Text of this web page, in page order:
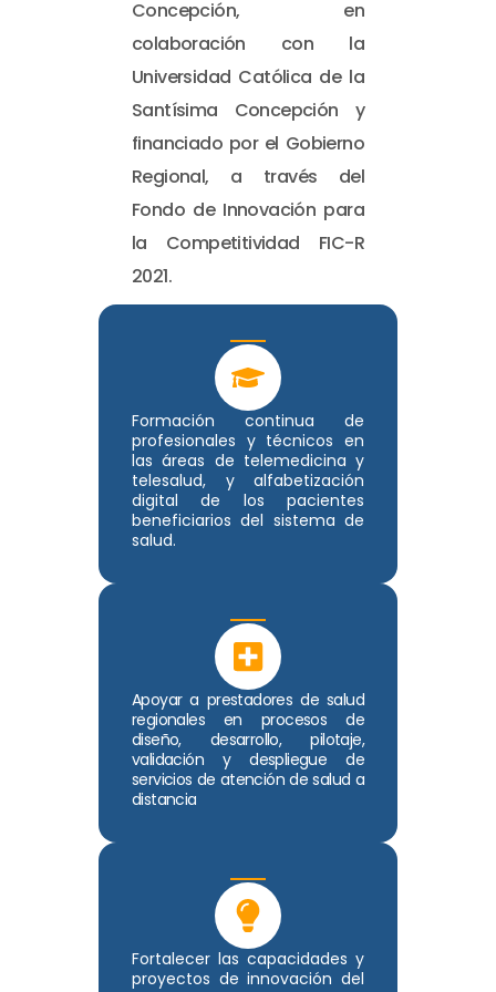
Formación continua de
profesionales y técnicos en
las áreas de telemedicina y
telesalud, y alfabetización
digital de los pacientes
beneficiarios del sistema de
salud.
Apoyar a prestadores de salud
regionales en procesos de
diseño, desarrollo, pilotaje,
validación y despliegue de
servicios de atención de salud a
distancia
Fortalecer las capacidades y
proyectos de innovación del
Concepción, en
colaboración con la
Universidad Católica de la
Santísima Concepción y
financiado por el Gobierno
Regional, a través del
Fondo de Innovación para
la Competitividad FIC-R
2021.